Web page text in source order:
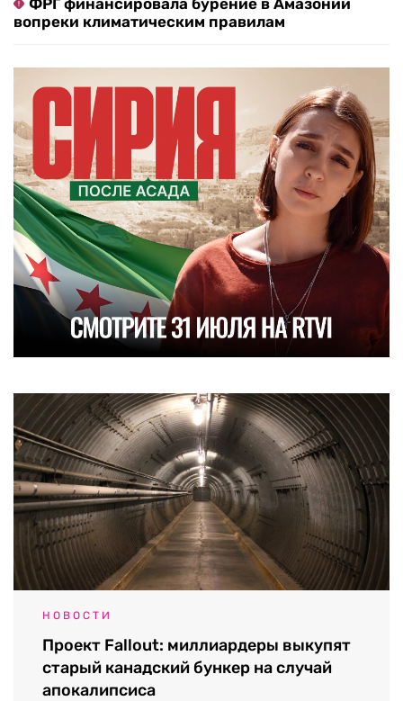
ФРГ финансировала бурение в Амазонии
вопреки климатическим правилам
НОВОСТИ
Проект Fallout: миллиардеры выкупят
старый канадский бункер на случай
апокалипсиса